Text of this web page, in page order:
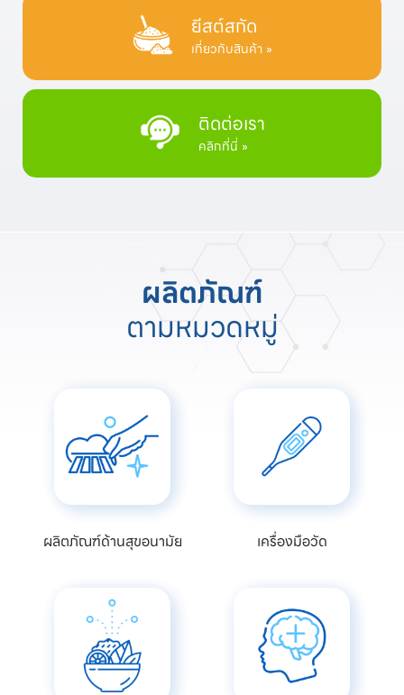
ยีสต์สกัด
เกี่ยวกับสินค้า »
ติดต่อเรา
คลิกที่นี่ »
ผลิตภัณฑ์
ตามหมวดหมู่
ผลิตภัณฑ์ด้านสุขอนามัย เครื่องมือวัด